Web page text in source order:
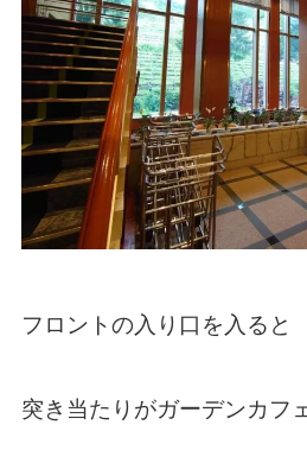
フロントの入り口を入ると
突き当たりがガーデンカフ